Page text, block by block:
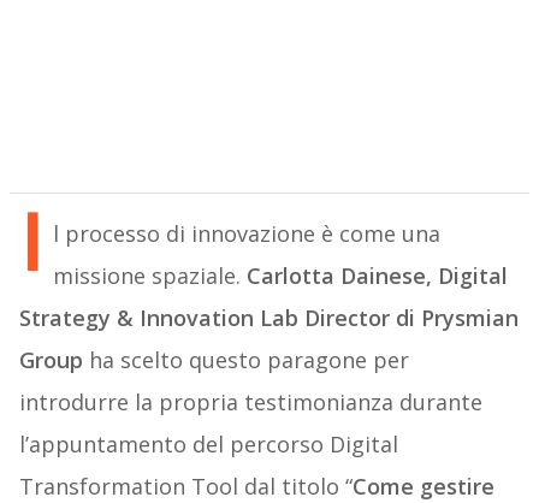
I l processo di innovazione è come una
missione spaziale. Carlotta Dainese, Digital
Strategy & Innovation Lab Director di Prysmian
Group ha scelto questo paragone per
introdurre la propria testimonianza durante
l’appuntamento del percorso Digital
Transformation Tool dal titolo “Come gestire